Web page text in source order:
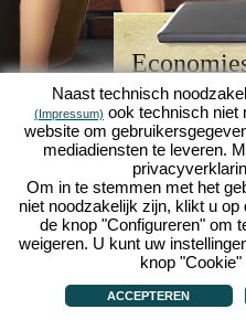
Kapilands is
retrogamevoor
werd ooit
een genot voor
je eigen
Naast technisch
(Impressum) ook technisch niet
website om
mediadiensten te leveren.
Om in te stemmen met het
niet noodzakelijk zijn, klikt u
de knop "Configureren" om
weigeren. U kunt uw
knop
ACCEPTEREN